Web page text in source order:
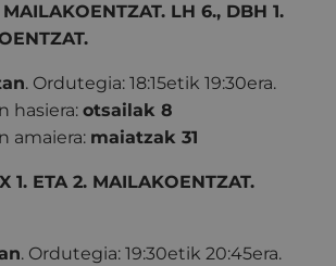
LH 6., DBH 1.
. Ordutegia: 18:15etik 19:30era.
hasiera: otsailak 8
amaiera: maiatzak 31
1. ETA 2. MAILAKOENTZAT.
. Ordutegia: 19:30etik 20:45era.